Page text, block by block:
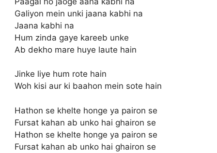
Galiyon mein unki jaana kabhi na
Jaana kabhi na
Hum zinda gaye kareeb unke
Ab dekho mare huye laute hain
Jinke liye hum rote hain
Woh kisi aur ki baahon mein sote hain
Hathon se khelte honge ya pairon se
Fursat kahan ab unko hai ghairon se
Hathon se khelte honge ya pairon se
Fursat kahan ab unko hai ghairon se